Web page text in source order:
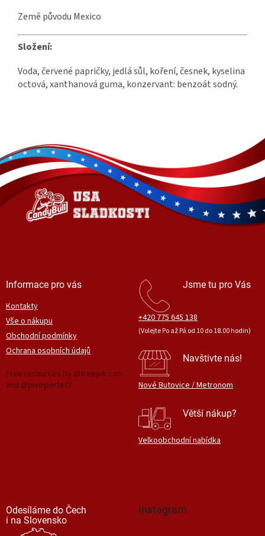
Země původu Mexico
Složení:
Voda, červené papričky, jedlá sůl, koření, česnek, kyselina
octová, xanthanová guma, konzervant: benzoát sodný.
á
p
a
í
Informace pro vás
Kontakty
Vše o nákupu
Obchodní podmínky
Ochrana osobních údajů
Free resources by @freepik.com
and @pixelperfect
Jsme tu pro Vás
+420 775 645 138
(Volejte Po až Pá od 10 do 18.00 hodin)
Navštivte nás!
Nové Butovice / Metronom
Větší nákup?
Velkoobchodní nabídka
Odesíláme do Čech
i na Slovensko
Instagram